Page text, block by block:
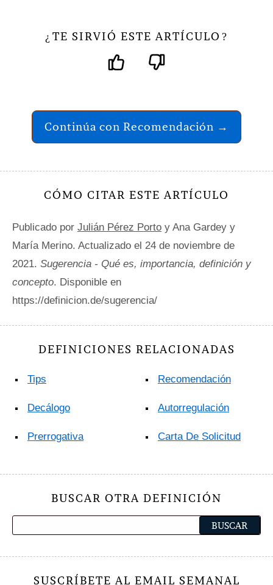
¿ TE SIRVIÓ ESTE ARTÍCULO ?
Continúa con Recomendación →
CÓMO CITAR ESTE ARTÍCULO
Publicado por Julián Pérez Porto y Ana Gardey y
María Merino. Actualizado el 24 de noviembre de
2021. Sugerencia - Qué es, importancia, definición y
concepto. Disponible en
https://definicion.de/sugerencia/
DEFINICIONES RELACIONADAS
Tips
Decálogo
Prerrogativa
Recomendación
Autorregulación
Carta De Solicitud
BUSCAR OTRA DEFINICIÓN
SUSCRÍBETE AL EMAIL SEMANAL